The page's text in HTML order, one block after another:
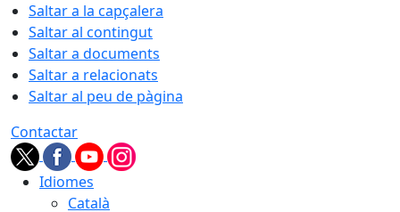
Saltar a la capçalera
Saltar al contingut
Saltar a documents
Saltar a relacionats
Saltar al peu de pàgina
Contactar
Idiomes
Català